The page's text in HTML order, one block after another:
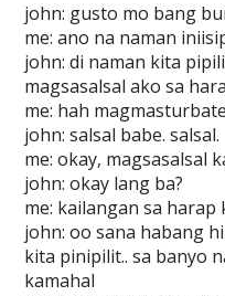
john: gusto mo bang
me: ano na naman
john: di naman kita
magsasalsal ako sa
me: hah
john: salsal babe. salsal.
me: okay, magsasalsal
john: okay lang ba?
me: kailangan sa harap
john: oo sana habang
kita pinipilit.. sa banyo
kamahal